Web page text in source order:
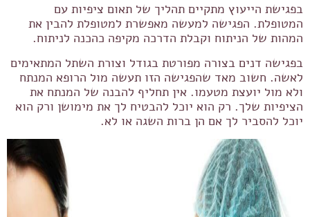
בפגישת הייעוץ מתקיים תהליך של תאום ציפיות עם
המטופלת. הפגישה למעשה מאפשרת למטופלת להבין את
המהות של הניתוח וקבלת הדרכה מקיפה כהכנה לניתוח.
בפגישה דנים בצורה מפורטת בגודל וצורת השתל המתאימים
לאשה. חשוב מאד שהפגישה הזו תעשה מול הרופא המנתח
ולא מול יועצת מטעמו. אין תחליף להבנה של המנתח את
הציפיות שלך. רק הוא יוכל להבטיח לך את מימושן ורק הוא
יוכל להסביר לך אם הן ברות השגה או לא.